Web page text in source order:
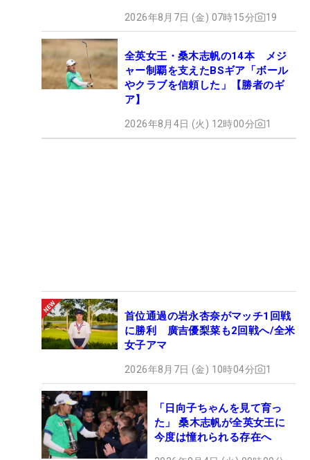
2026年8月7日 (金) 07時15分 19
全英女王・桑木志帆の14本 メジ
ャー制覇を支えたBSギア「ボール
やクラブを信頼した」【勝者のギ
ア】
2026年8月4日 (火) 12時00分 1
首位通過の岩永杏奈がマッチ1回戦
に勝利 廣吉優梨菜も2回戦へ/全米
女子アマ
2026年8月7日 (金) 10時04分 1
「日向子ちゃんを見て育っ
た」 桑木志帆が全英女王に
今度は憧れられる存在へ